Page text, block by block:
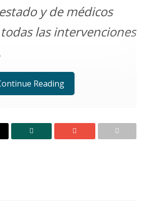
y de médicos
las intervenciones
vidas con cirugías,
oportunidades de empleo
Reading